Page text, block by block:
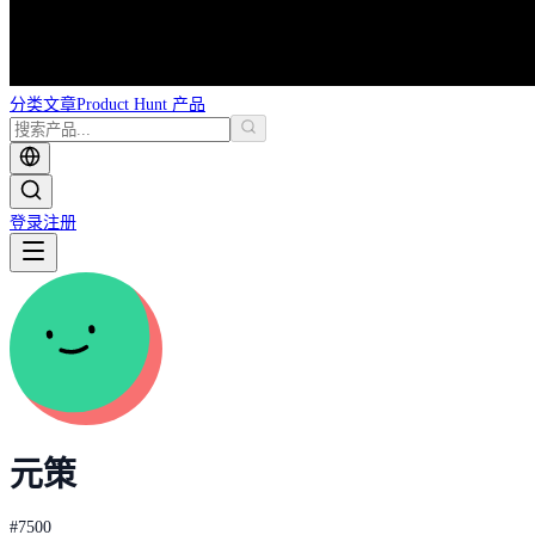
分类文章Product Hunt 产品
登录注册
元策
#7500